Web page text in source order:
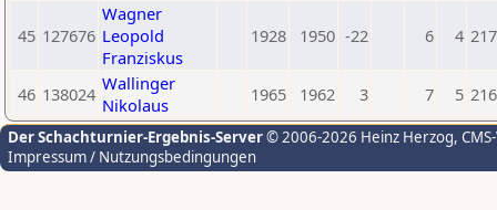
45 127676
Wagner
Leopold
Franziskus
1928 1950 -22 6 4
46 138024 Wallinger
Nikolaus
1965 1962 3 7 5
Der Schachturnier-Ergebnis-Server© 2006-2026 Heinz Herzog,
Impressum / Nutzungsbedingungen